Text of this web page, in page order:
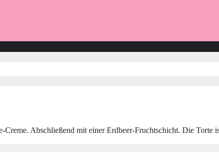
Abschließend mit einer Erdbeer-Fruchtschicht. Die